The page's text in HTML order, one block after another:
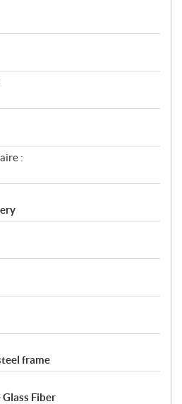
:
frame
Fiber